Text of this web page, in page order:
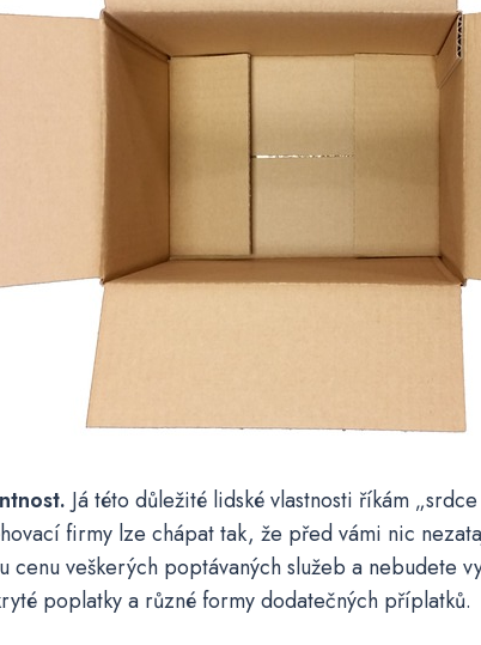
Já této důležité lidské vlastnosti říkám
firmy lze chápat tak, že před vámi nic
cenu veškerých poptávaných služeb a nebudete
poplatky a různé formy dodatečných příplatků.